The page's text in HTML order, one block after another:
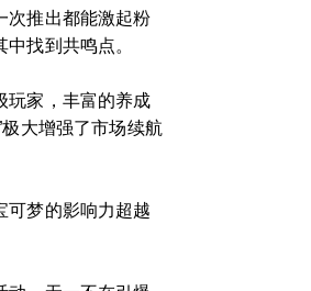
次推出都能激起粉
找到共鸣点。
玩家，丰富的养成
大增强了市场续航
可梦的影响力超越